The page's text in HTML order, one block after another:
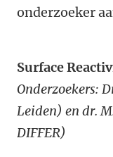
onderzoeker
Surface
Onderzoekers:
Leiden) en dr.
DIFFER)